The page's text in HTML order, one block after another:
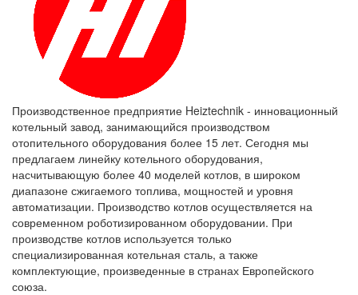
Производственное предприятие Heiztechnik - инновационный
котельный завод, занимающийся производством
отопительного оборудования более 15 лет. Сегодня мы
предлагаем линейку котельного оборудования,
насчитывающую более 40 моделей котлов, в широком
диапазоне сжигаемого топлива, мощностей и уровня
автоматизации. Производство котлов осуществляется на
современном роботизированном оборудовании. При
производстве котлов используется только
специализированная котельная сталь, а также
комплектующие, произведенные в странах Европейского
союза.